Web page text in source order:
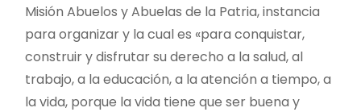
Misión Abuelos y Abuelas de la Patria, instancia
para organizar y la cual es «para conquistar,
construir y disfrutar su derecho a la salud, al
trabajo, a la educación, a la atención a tiempo, a
la vida, porque la vida tiene que ser buena y